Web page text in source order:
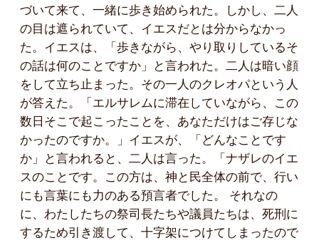
づいて来て、一緒に歩き始められた。しかし、二人
の目は遮られていて、イエスだとは分からなかっ
た。イエスは、「歩きながら、やり取りしているそ
の話は何のことですか」と言われた。二人は暗い顔
をして立ち止まった。その一人のクレオパという人
が答えた。「エルサレムに滞在していながら、この
数日そこで起こったことを、あなただけはご存じな
かったのですか。」イエスが、「どんなことです
か」と言われると、二人は言った。「ナザレのイエ
スのことです。この方は、神と民全体の前で、行い
にも言葉にも力のある預言者でした。 それなの
に、わたしたちの祭司長たちや議員たちは、死刑に
するため引き渡して、十字架につけてしまったので